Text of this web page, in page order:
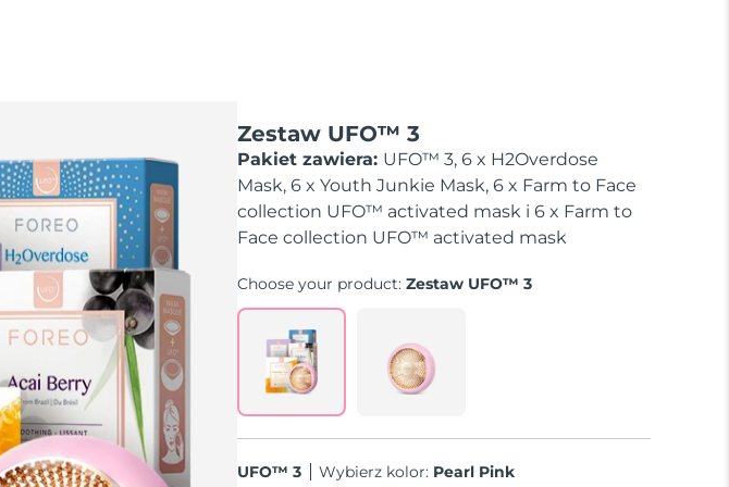
Zestaw UFO™ 3
Pakiet zawiera: UFO™ 3, 6 x H2Overdose
Mask, 6 x Youth Junkie Mask, 6 x Farm to Face
collection UFO™ activated mask i 6 x Farm to
Face collection UFO™ activated mask
Choose your product: Zestaw UFO™ 3
UFO™ 3 Wybierz kolor: Pearl Pink